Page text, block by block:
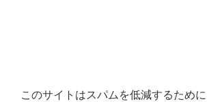
このサイトはスパムを低減するため